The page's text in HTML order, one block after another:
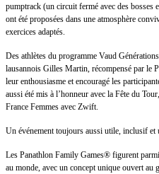
pumptrack (un circuit fermé avec des bosses
ont été proposées dans une atmosphère
exercices adaptés.
Des athlètes du programme Vaud
lausannois Gilles Martin, récompensé par le
leur enthousiasme et encouragé les
aussi été mis à l’honneur avec la Fête du
France Femmes avec Zwift.
Un événement toujours aussi utile, inclusif et
Les Panathlon Family Games® figurent
au monde, avec un concept unique ouvert au